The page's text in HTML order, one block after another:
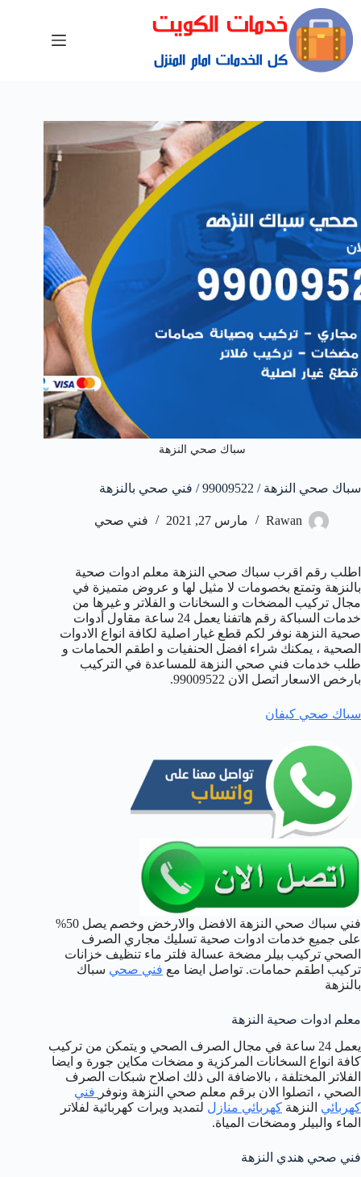
سباك صحي النزهة
سباك صحي النزهة / 99009522 / فني صحي بالنزهة
Rawan مارس 27, 2021 فني صحي
اطلب رقم اقرب سباك صحي النزهة معلم ادوات صحية
بالنزهة وتمتع بخصومات لا مثيل لها و عروض متميزة في
مجال تركيب المضخات و السخانات و الفلاتر و غيرها من
خدمات السباكة رقم هاتفنا يعمل 24 ساعة مقاول أدوات
صحية النزهة نوفر لكم قطع غيار اصلية لكافة انواع الادوات
الصحية ، يمكنك شراء افضل الحنفيات و اطقم الحمامات و
طلب خدمات فني صحي النزهة للمساعدة في التركيب
بارخص الاسعار اتصل الان 99009522.
سباك صحي كيفان
فني سباك صحي النزهة الافضل والارخض وخصم يصل 50%
على جميع خدمات ادوات صحية تسليك مجاري الصرف
الصحي تركيب بيلر مضخة عسالة فلتر ماء تنظيف خزانات
تركيب اطقم حمامات. تواصل ايضا مع فني صحي سباك
بالنزهة
معلم ادوات صحية النزهة
يعمل 24 ساعة في مجال الصرف الصحي و يتمكن من تركيب
كافة انواع السخانات المركزية و مضخات مكاين جورة و ايضا
الفلاتر المختلفة ، بالاضافة الى ذلك اصلاح شبكات الصرف
الصحي ، اتصلوا الان برقم معلم صحي النزهة ونوفر فني
كهربائي النزهة كهربائي منازل لتمديد ويرات كهربائية لفلاتر
الماء والبيلر ومضخات المياة.
فني صحي هندي النزهة